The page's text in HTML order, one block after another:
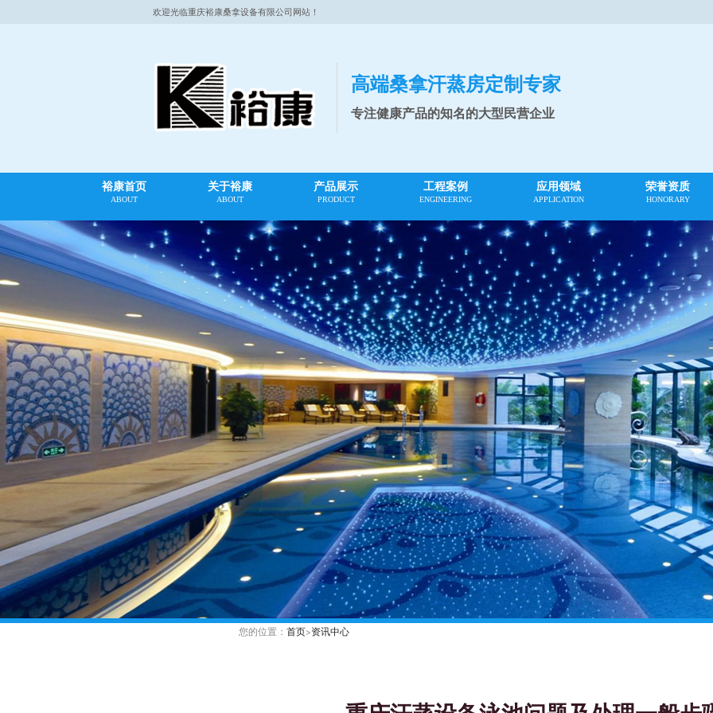
欢迎光临重庆裕康桑拿设备有限公司网站！
高端桑拿汗蒸房定制专家
专注健康产品的知名的大型民营企业
裕康首页
ABOUT
关于裕康
ABOUT
产品展示
PRODUCT
工程案例
ENGINEERING
应用领域
APPLICATION
荣誉资质
HONORARY
您的位置： 首页>资讯中心